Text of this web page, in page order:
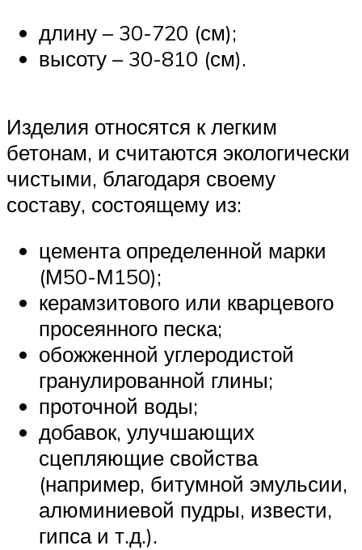
длину – 30-720 (см);
высоту – 30-810 (см).
Изделия относятся к легким
бетонам, и считаются экологически
чистыми, благодаря своему
составу, состоящему из:
цемента определенной марки
(М50-М150);
керамзитового или кварцевого
просеянного песка;
обожженной углеродистой
гранулированной глины;
проточной воды;
добавок, улучшающих
сцепляющие свойства
(например, битумной эмульсии,
алюминиевой пудры, извести,
гипса и т.д.).